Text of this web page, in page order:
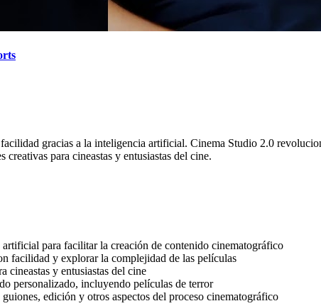
gracias a la inteligencia artificial. Cinema Studio 2.0
para cineastas y entusiastas del cine.
para facilitar la creación de contenido cinematográfico
facilidad y explorar la complejidad de las películas
cineastas y entusiastas del cine
personalizado, incluyendo películas de terror
edición y otros aspectos del proceso cinematográfico